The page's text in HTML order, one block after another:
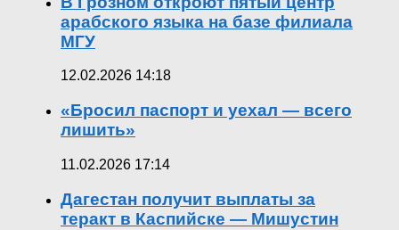
арабского языка на базе филиала
МГУ
12.02.2026 14:18
«Бросил паспорт и уехал — всего
лишить»
11.02.2026 17:14
Дагестан получит выплаты за
теракт в Каспийске — Мишустин